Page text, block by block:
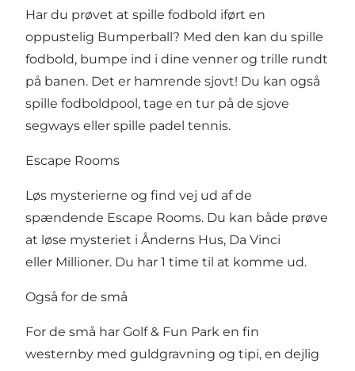
Har du prøvet at spille fodbold iført en
oppustelig Bumperball? Med den kan du spille
fodbold, bumpe ind i dine venner og trille rundt
på banen. Det er hamrende sjovt! Du kan også
spille fodboldpool, tage en tur på de sjove
segways eller spille padel tennis.
Escape Rooms
Løs mysterierne og find vej ud af de
spændende Escape Rooms. Du kan både prøve
at løse mysteriet i Ånderns Hus, Da Vinci
eller Millioner. Du har 1 time til at komme ud.
Også for de små
For de små har Golf & Fun Park en fin
westernby med guldgravning og tipi, en dejlig